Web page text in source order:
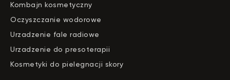
Kombajn kosmetyczny
Oczyszczanie wodorowe
Urzadzenie fale radiowe
Urzadzenie do presoterapii
Kosmetyki do pielegnacji skory